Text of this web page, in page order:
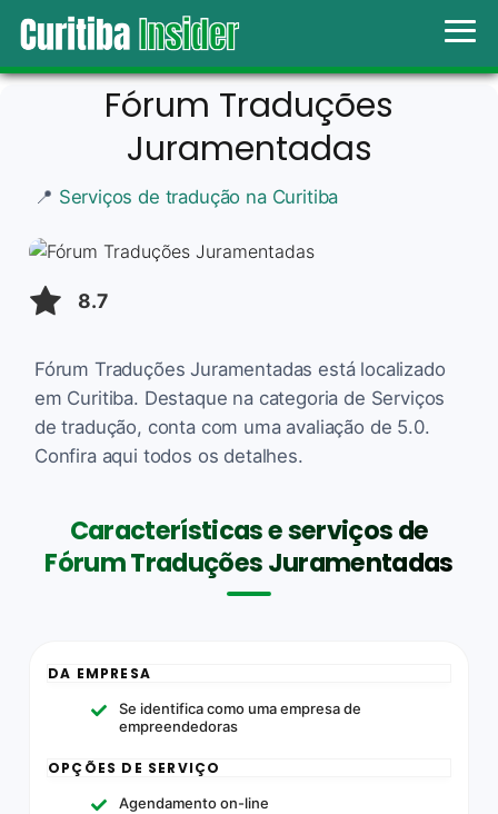
Fórum Traduções
Juramentadas
📍 Serviços de tradução na Curitiba
8.7
Fórum Traduções Juramentadas está localizado
em Curitiba. Destaque na categoria de Serviços
de tradução, conta com uma avaliação de 5.0.
Confira aqui todos os detalhes.
Características e serviços de
Fórum Traduções Juramentadas
DA EMPRESA
Se identifica como uma empresa de
empreendedoras
OPÇÕES DE SERVIÇO
Agendamento on-line